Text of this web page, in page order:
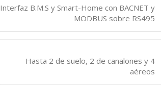
Interfaz B.M.S y Smart-Home con BACNET y
MODBUS sobre RS495
Hasta 2 de suelo, 2 de canalones y 4
aéreos